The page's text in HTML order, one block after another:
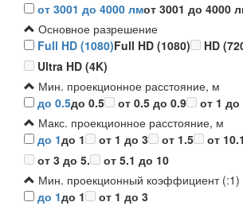
от 3001 до 4000 лмот 3001 до 4000
Основное разрешение
Full HD (1080)Full HD (1080)
HD
Ultra HD (4K)
Мин. проекционное расстояние, м
до 0.5до 0.5 от 0.5 до 0.9 от 1 до
Макс. проекционное расстояние, м
до 1до 1 от 1 до 3 от 1.5
от
от 3 до 5.
от 5.1 до 10
Мин. проекционный коэффициент (:1)
до 1до 1
от 1 до 3